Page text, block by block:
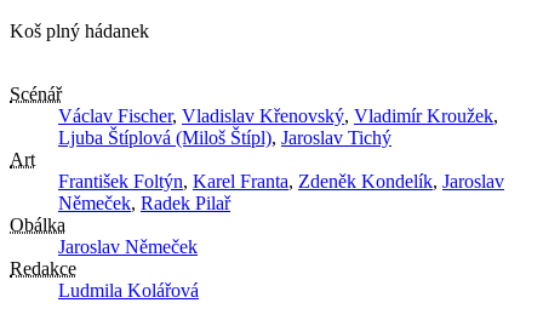
Koš plný hádanek
Scénář
Václav Fischer, Vladislav Křenovský, Vladimír Kroužek,
Ljuba Štíplová (Miloš Štípl), Jaroslav Tichý
Art
František Foltýn, Karel Franta, Zdeněk Kondelík, Jaroslav
Němeček, Radek Pilař
Obálka
Jaroslav Němeček
Redakce
Ludmila Kolářová